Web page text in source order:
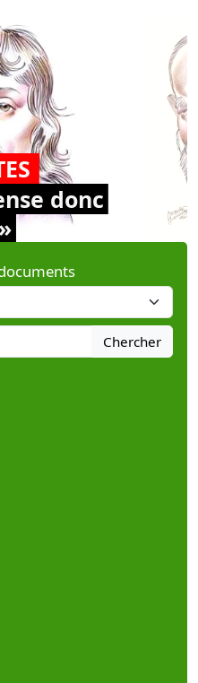
donc
Chercher